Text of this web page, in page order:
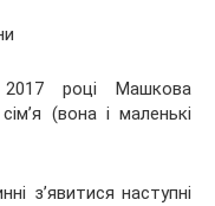
році Машкова
(вона і маленькі
з’явитися наступні